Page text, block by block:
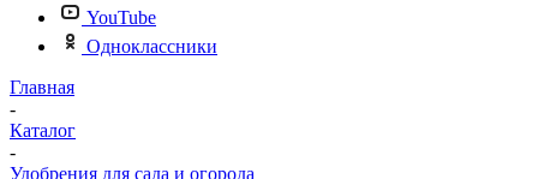
YouTube
Одноклассники
Главная
-
Каталог
-
Удобрения для сада и огорода